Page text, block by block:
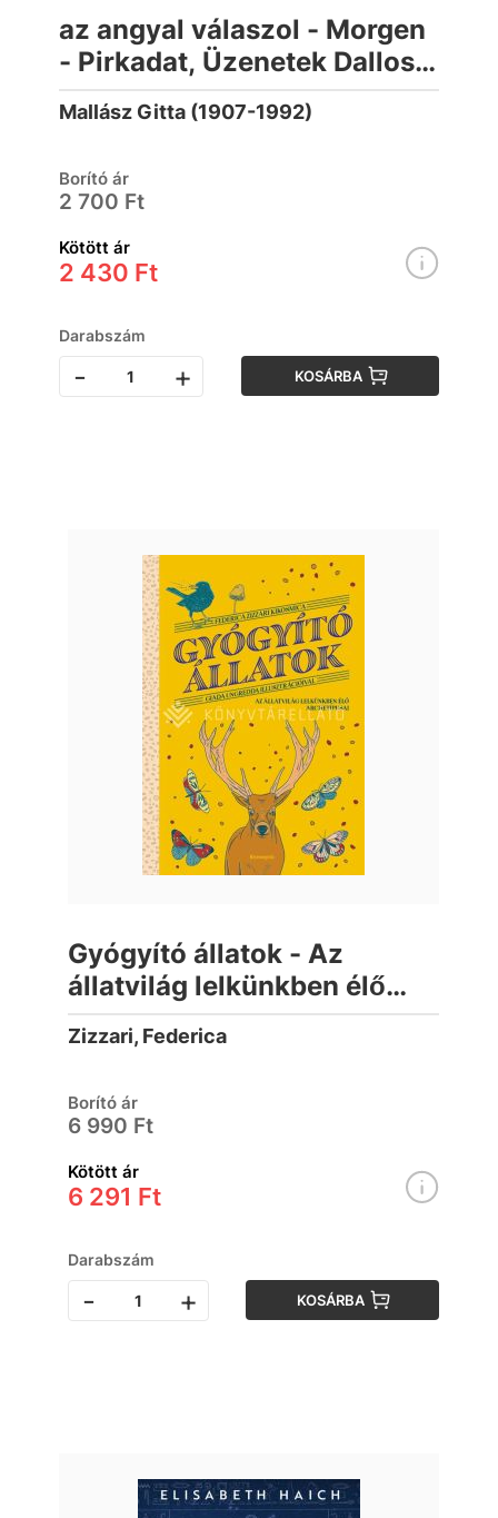
az angyal válaszol - Morgen
- Pirkadat, Üzenetek Dallos
Hanna közvetítésével
Mallász Gitta (1907-1992)
Borító ár
2 700 Ft
Kötött ár
2 430 Ft
Darabszám
- + KOSÁRBA
Gyógyító állatok - Az
állatvilág lelkünkben élő
archetípusai
Zizzari, Federica
Borító ár
6 990 Ft
Kötött ár
6 291 Ft
Darabszám
- + KOSÁRBA